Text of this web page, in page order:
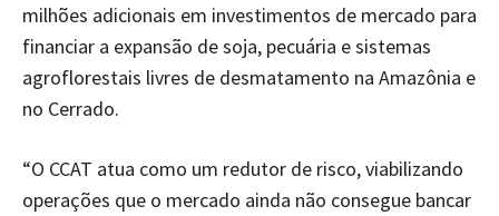
milhões adicionais em investimentos de mercado para
financiar a expansão de soja, pecuária e sistemas
agroflorestais livres de desmatamento na Amazônia e
no Cerrado.
“O CCAT atua como um redutor de risco, viabilizando
operações que o mercado ainda não consegue bancar